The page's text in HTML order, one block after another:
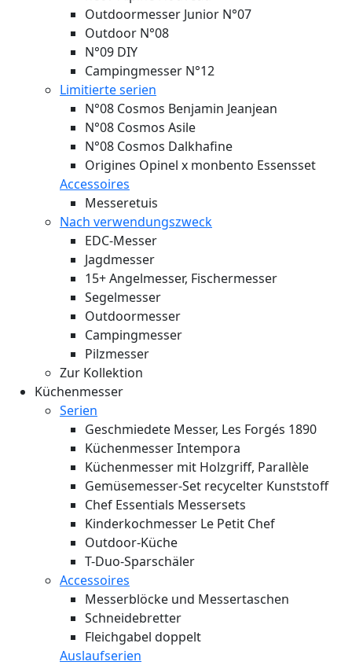
Outdoormesser Junior N°07
Outdoor N°08
N°09 DIY
Campingmesser N°12
Limitierte serien
N°08 Cosmos Benjamin Jeanjean
N°08 Cosmos Asile
N°08 Cosmos Dalkhafine
Origines Opinel x monbento Essensset
Accessoires
Messeretuis
Nach verwendungszweck
EDC-Messer
Jagdmesser
15+ Angelmesser, Fischermesser
Segelmesser
Outdoormesser
Campingmesser
Pilzmesser
Zur Kollektion
Küchenmesser
Serien
Geschmiedete Messer, Les Forgés 1890
Küchenmesser Intempora
Küchenmesser mit Holzgriff, Parallèle
Gemüsemesser-Set recycelter Kunststoff
Chef Essentials Messersets
Kinderkochmesser Le Petit Chef
Outdoor-Küche
T-Duo-Sparschäler
Accessoires
Messerblöcke und Messertaschen
Schneidebretter
Fleichgabel doppelt
Auslaufserien